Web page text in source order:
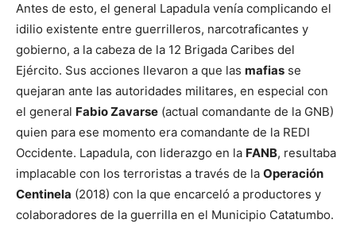
Antes de esto, el general Lapadula venía complicando el
idilio existente entre guerrilleros, narcotraficantes y
gobierno, a la cabeza de la 12 Brigada Caribes del
Ejército. Sus acciones llevaron a que las mafias se
quejaran ante las autoridades militares, en especial con
el general Fabio Zavarse (actual comandante de la GNB)
quien para ese momento era comandante de la REDI
Occidente. Lapadula, con liderazgo en la FANB, resultaba
implacable con los terroristas a través de la Operación
Centinela (2018) con la que encarceló a productores y
colaboradores de la guerrilla en el Municipio Catatumbo.